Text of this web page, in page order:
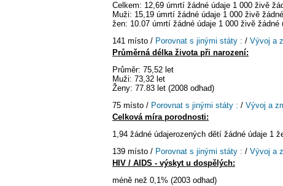
Celkem: 12,69 úmrtí žádné údaje 1 000 živě
Muži: 15,19 úmrtí žádné údaje 1 000 živě
žen: 10.07 úmrtí žádné údaje 1 000 živě žádné
141 místo / Porovnat s jinými státy : / Vývoj a
Průměrná délka života při narození:
Průměr: 75,52 let
Muži: 73,32 let
Ženy: 77.83 let (2008 odhad)
75 místo / Porovnat s jinými státy : / Vývoj a
Celková míra porodnosti:
1,94 žádné údajerozených dětí žádné údaje 1
139 místo / Porovnat s jinými státy : / Vývoj a
HIV / AIDS - výskyt u dospělých:
méně než 0,1% (2003 odhad)